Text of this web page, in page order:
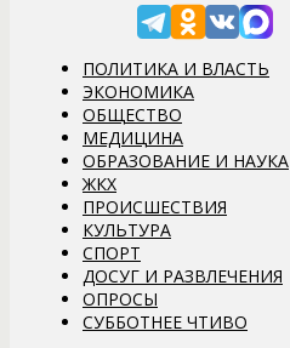
ПОЛИТИКА И ВЛАСТЬ
ЭКОНОМИКА
ОБЩЕСТВО
МЕДИЦИНА
ОБРАЗОВАНИЕ И НАУКА
ЖКХ
ПРОИСШЕСТВИЯ
КУЛЬТУРА
СПОРТ
ДОСУГ И РАЗВЛЕЧЕНИЯ
ОПРОСЫ
СУББОТНЕЕ ЧТИВО